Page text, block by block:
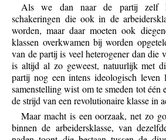
Als we dan naar de partij zelf
schakeringen die ook in de
worden, maar daar moeten ook
klassen overkwamen bij worden
van de partij is veel heterogener dan die
is altijd al zo geweest, natuurlijk met
partij nog een intens ideologisch leven
samenstelling wist om te smeden tot één
de strijd van een revolutionaire klasse in
Maar macht is een oorzaak, net zo
binnen de arbeidersklasse, van